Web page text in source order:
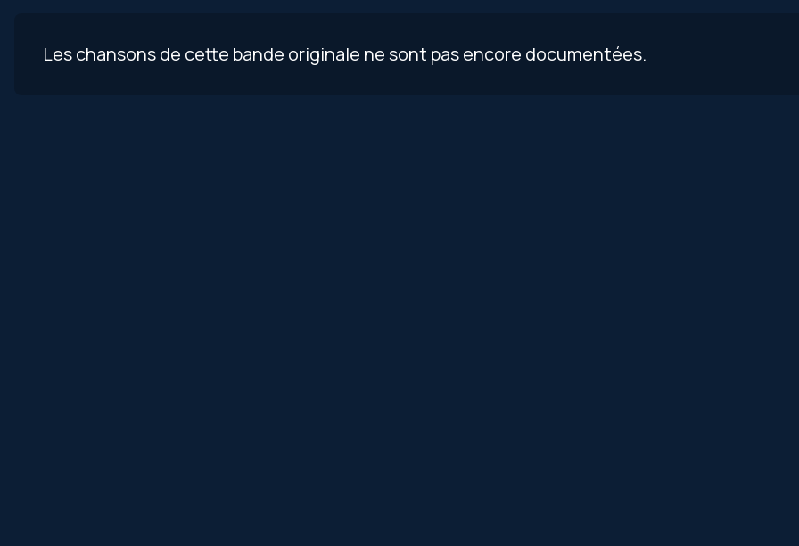
Les chansons de cette bande originale ne sont pas encore documentées.